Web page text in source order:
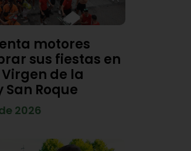
motores
sus fiestas en
de la
San Roque
2026